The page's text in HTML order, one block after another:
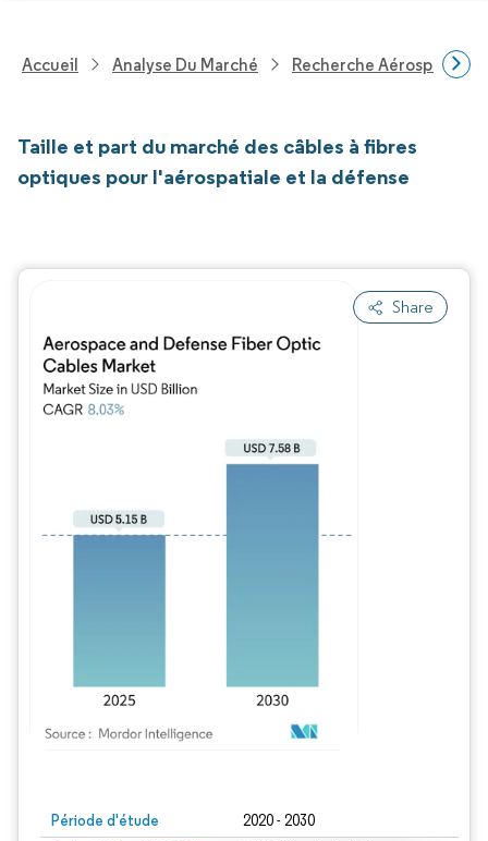
Accueil Analyse Du Marché Recherche Aérospatiale
Taille et part du marché des câbles à fibres
optiques pour l'aérospatiale et la défense
Share
Période d'étude 2020 - 2030